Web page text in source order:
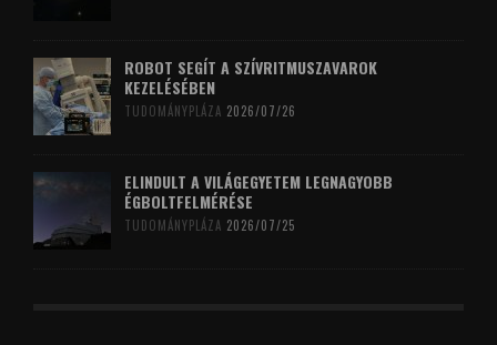
ROBOT SEGÍT A SZÍVRITMUSZAVAROK
KEZELÉSÉBEN
TUDOMÁNYPLÁZA 2026/07/26
ELINDULT A VILÁGEGYETEM LEGNAGYOBB
ÉGBOLTFELMÉRÉSE
TUDOMÁNYPLÁZA 2026/07/25